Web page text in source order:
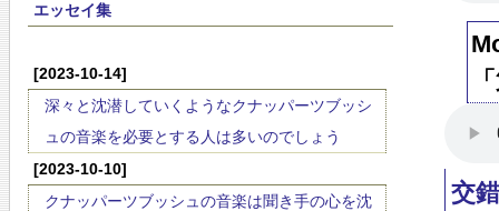
エッセイ集
[2023-10-14]
深々と沈潜していくようなクナッパーツブッシ
ュの音楽を必要とする人は多いのでしょう
[2023-10-10]
クナッパーツブッシュの音楽は聞き手の心を沈
交